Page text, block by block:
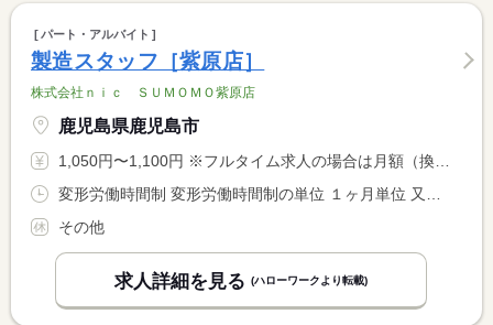
パート・アルバイト
製造スタッフ［紫原店］
株式会社ｎｉｃ ＳＵＭＯＭＯ紫原店
鹿児島県鹿児島市
1,050円〜1,100円 ※フルタイム求人の場合は月額（換算額）、パート求人の場合は時間額を表示しています。
変形労働時間制 変形労働時間制の単位 １ヶ月単位 又は 5時00分〜14時00分の時間の間の4時間以上 就業時間に関する特記事項 ＊休憩時間は法定通り付与 <BR> ※就業時間については相談可
その他
求人詳細を見る (ハローワークより転載)